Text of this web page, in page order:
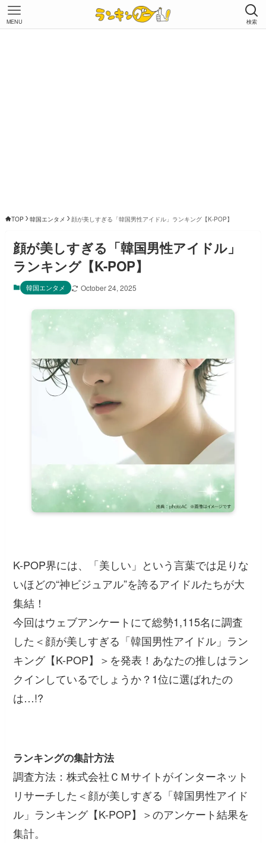
検索
MENU
TOP 韓国エンタメ 顔が美しすぎる「韓国男性アイドル」ランキング【K-POP】
顔が美しすぎる「韓国男性アイドル」
ランキング【K-POP】
韓国エンタメ October 24, 2025
K-POP界には、「美しい」という言葉では足りな
いほどの“神ビジュアル”を誇るアイドルたちが大
集結！
今回はウェブアンケートにて総勢1,115名に調査
した＜顔が美しすぎる「韓国男性アイドル」ラン
キング【K-POP】＞を発表！あなたの推しはラン
クインしているでしょうか？1位に選ばれたの
は…!?
ランキングの集計方法
調査方法：株式会社ＣＭサイトがインターネット
リサーチした＜顔が美しすぎる「韓国男性アイド
ル」ランキング【K-POP】＞のアンケート結果を
集計。